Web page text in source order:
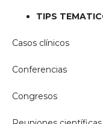
TIPS
Casos clínicos
Conferencias
Congresos